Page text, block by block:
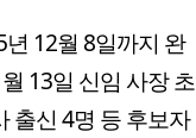
12월 8일까지 완
13일 신임 사장 초
출신 4명 등 후보자